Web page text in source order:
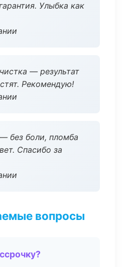
Улыбка как
— результат
Рекомендую!
без боли, пломба
Спасибо за
вопросы